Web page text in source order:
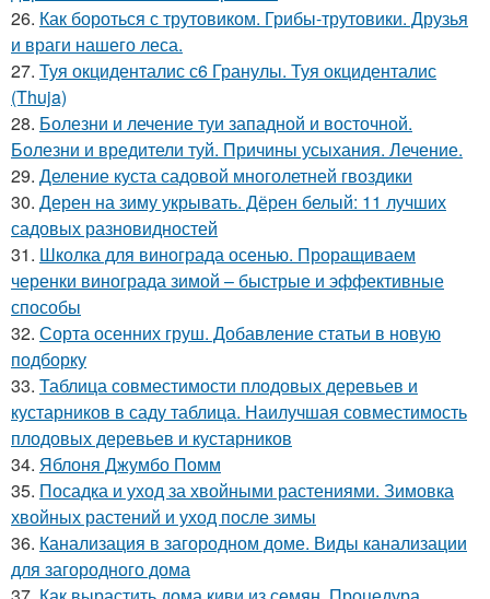
26. Как бороться с трутовиком. Грибы-трутовики. Друзья
и враги нашего леса.
27. Туя окциденталис с6 Гранулы. Туя окциденталис
(Thuja)
28. Болезни и лечение туи западной и восточной.
Болезни и вредители туй. Причины усыхания. Лечение.
29. Деление куста садовой многолетней гвоздики
30. Дерен на зиму укрывать. Дёрен белый: 11 лучших
садовых разновидностей
31. Школка для винограда осенью. Проращиваем
черенки винограда зимой – быстрые и эффективные
способы
32. Сорта осенних груш. Добавление статьи в новую
подборку
33. Таблица совместимости плодовых деревьев и
кустарников в саду таблица. Наилучшая совместимость
плодовых деревьев и кустарников
34. Яблоня Джумбо Помм
35. Посадка и уход за хвойными растениями. Зимовка
хвойных растений и уход после зимы
36. Канализация в загородном доме. Виды канализации
для загородного дома